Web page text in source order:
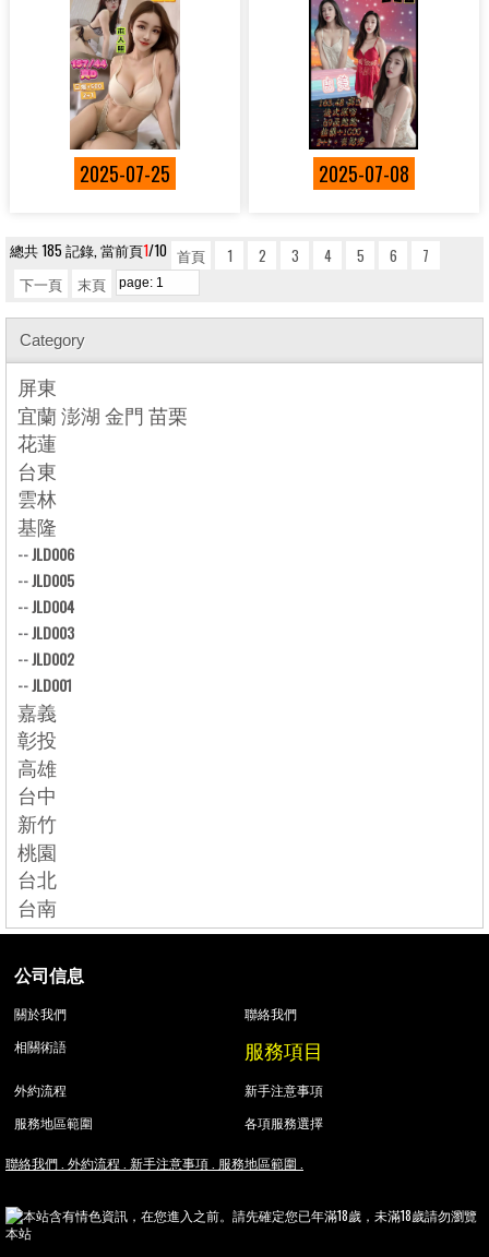
2025-07-25 2025-07-08
總共 185 記錄, 當前頁1/10 首頁 1 2 3 4 5 6
7
下一頁
末頁
Category
屏東
宜蘭 澎湖 金門 苗栗
花蓮
台東
雲林
基隆
--JLD006
--JLD005
--JLD004
--JLD003
--JLD002
--JLD001
嘉義
彰投
高雄
台中
新竹
桃園
台北
台南
公司信息
關於我們
聯絡我們
相關術語
服務項目
外約流程
新手注意事項
服務地區範圍
各項服務選擇
聯絡我們 . 外約流程 . 新手注意事項 . 服務地區範圍 .
本站含有情色資訊，在您進入之前。請先確定您已年滿18歲，未滿18歲請勿瀏覽
本站